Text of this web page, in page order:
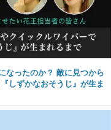
なったのか？ 敵に見つから
しずかなおそうじ』が生ま